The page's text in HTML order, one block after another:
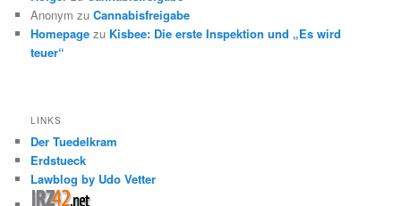
Anonym zuCannabisfreigabe
Homepage zu Kisbee: Die erste Inspektion und „Es wird
teuer“
LINKS
Der Tuedelkram
Erdstueck
Lawblog by Udo Vetter